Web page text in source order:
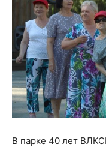
В парке 40 лет